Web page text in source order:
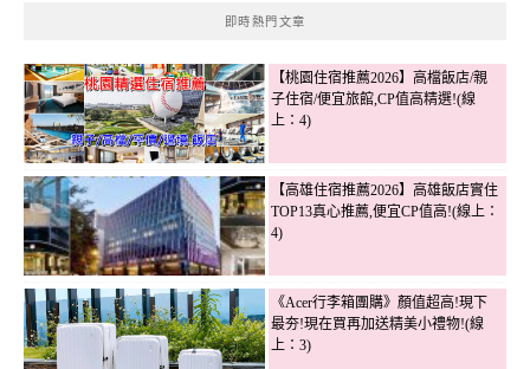
即時熱門文章
【桃園住宿推薦2026】高檔飯店/親
子住宿/便宜旅館,CP值高精選!(線
上：4)
【高雄住宿推薦2026】高雄飯店實住
TOP13真心推薦,便宜CP值高!(線上：
4)
《Acer行李箱團購》顏值超高!現下
最夯!現在買再加送精美小禮物!(線
上：3)